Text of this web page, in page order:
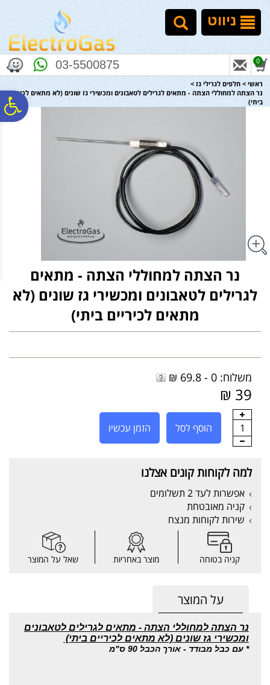
נגישות
אתר
המרכזי
ניווט
03-5500875 0
ראשי > חלפים לגרילי גז >
נר הצתה למחוללי הצתה - מתאים לגרילים לטאבונים ומכשירי גז שונים (לא מתאים לכיריים
ביתי)
נר הצתה למחוללי הצתה - מתאים
לגרילים לטאבונים ומכשירי גז שונים (לא
מתאים לכיריים ביתי)
משלוח: 0 - 69.8 ₪
39 ₪
1 הוסף לסל הזמן עכשיו
למה לקוחות קונים אצלנו
אפשרות לעד 2 תשלומים
קניה מאובטחת
שירות לקוחות מנצח
קניה בטוחה מוצר באחריות שאל על המוצר
על המוצר
נר הצתה למחוללי הצתה - מתאים לגרילים לטאבונים
ומכשירי גז שונים (לא מתאים לכיריים ביתי)
* עם כבל מבודד - אורך הכבל 90 ס"מ